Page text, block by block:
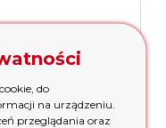
do
na urządzeniu.
przeglądania oraz